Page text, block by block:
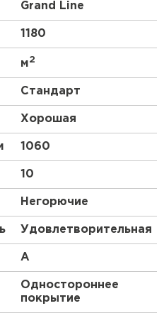
– композитный
У разных марок
от 3 до 10; толщина
Grand Line
1180
м2
Стандарт
Хорошая
1060
10
Негорючие
Удовлетворительная
A
Одностороннее
покрытие